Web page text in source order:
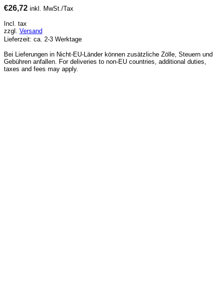
€26,72 inkl. MwSt./Tax
Incl. tax
zzgl. Versand
Lieferzeit: ca. 2-3 Werktage
Bei Lieferungen in Nicht-EU-Länder können zusätzliche Zölle, Steuern und
Gebühren anfallen. For deliveries to non-EU countries, additional duties,
taxes and fees may apply.